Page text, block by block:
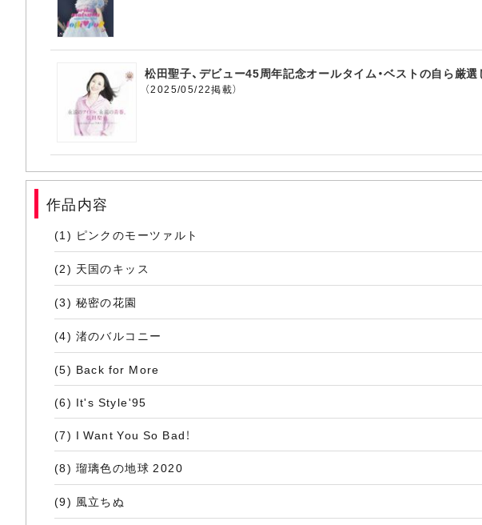
松田聖子、デビュー45周年記念オールタイム・ベストの自ら
（2025/05/22掲載）
作品内容
(1) ピンクのモーツァルト
(2) 天国のキッス
(3) 秘密の花園
(4) 渚のバルコニー
(5) Back for More
(6) It's Style'95
(7) I Want You So Bad！
(8) 瑠璃色の地球 2020
(9) 風立ちぬ